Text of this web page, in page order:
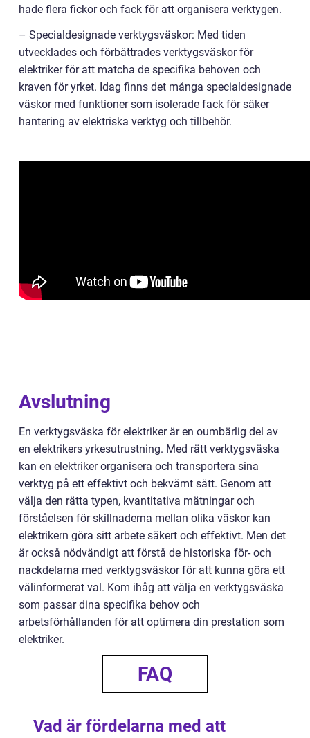
hade flera fickor och fack för att organisera verktygen.
– Specialdesignade verktygsväskor: Med tiden
utvecklades och förbättrades verktygsväskor för
elektriker för att matcha de specifika behoven och
kraven för yrket. Idag finns det många specialdesignade
väskor med funktioner som isolerade fack för säker
hantering av elektriska verktyg och tillbehör.
Avslutning
En verktygsväska för elektriker är en oumbärlig del av
en elektrikers yrkesutrustning. Med rätt verktygsväska
kan en elektriker organisera och transportera sina
verktyg på ett effektivt och bekvämt sätt. Genom att
välja den rätta typen, kvantitativa mätningar och
förståelsen för skillnaderna mellan olika väskor kan
elektrikern göra sitt arbete säkert och effektivt. Men det
är också nödvändigt att förstå de historiska för- och
nackdelarna med verktygsväskor för att kunna göra ett
välinformerat val. Kom ihåg att välja en verktygsväska
som passar dina specifika behov och
arbetsförhållanden för att optimera din prestation som
elektriker.
FAQ
Vad är fördelarna med att